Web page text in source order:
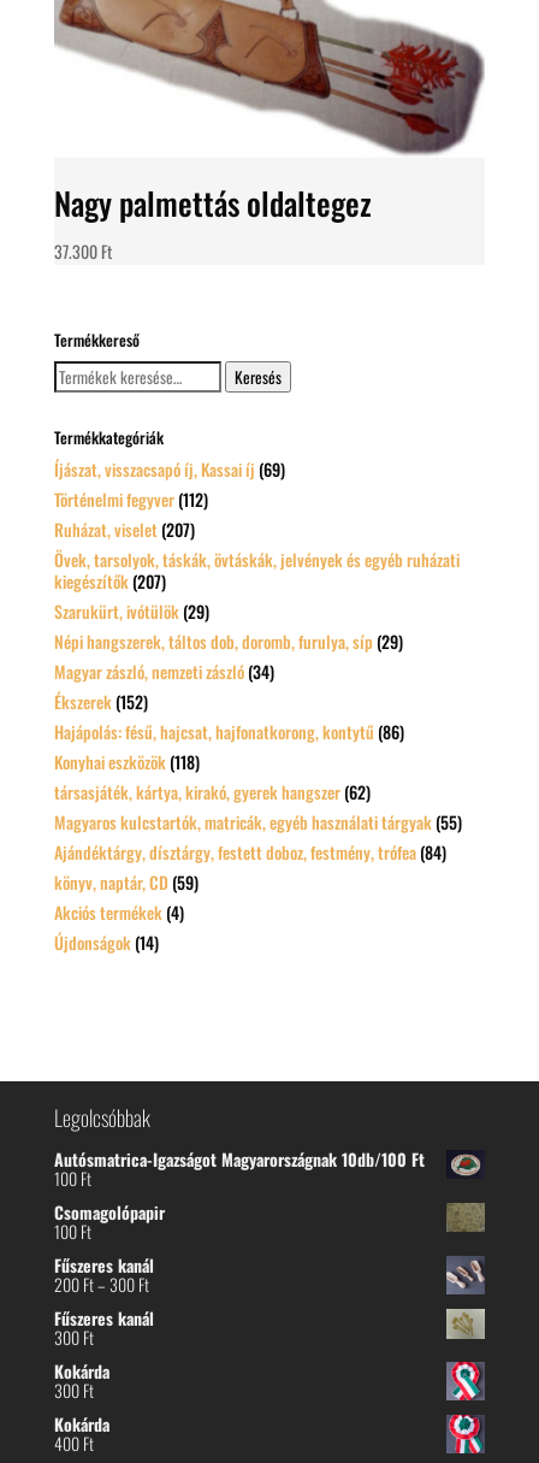
Nagy palmettás oldaltegez
37.300Ft
Termékkereső
Keresés
a
Keresés
Termékkategóriák
Íjászat, visszacsapó íj, Kassai íj (69)
Történelmi fegyver (112)
Ruházat, viselet (207)
Övek, tarsolyok, táskák, övtáskák, jelvények és egyéb ruházati
kiegészítők (207)
Szarukürt, ivótülök (29)
Népi hangszerek, táltos dob, doromb, furulya, síp (29)
Magyar zászló, nemzeti zászló (34)
Ékszerek (152)
Hajápolás: fésű, hajcsat, hajfonatkorong, kontytű (86)
Konyhai eszközök (118)
társasjáték, kártya, kirakó, gyerek hangszer (62)
Magyaros kulcstartók, matricák, egyéb használati tárgyak (55)
Ajándéktárgy, dísztárgy, festett doboz, festmény, trófea (84)
könyv, naptár, CD (59)
Akciós termékek (4)
Újdonságok (14)
Legolcsóbbak
Autósmatrica-Igazságot Magyarországnak 10db/100 Ft
100Ft
Csomagolópapir
100Ft
Fűszeres kanál
200Ft–300FtÁrtartomány:
-
Fűszeres kanál
300Ft
Kokárda
300Ft
Kokárda
400Ft